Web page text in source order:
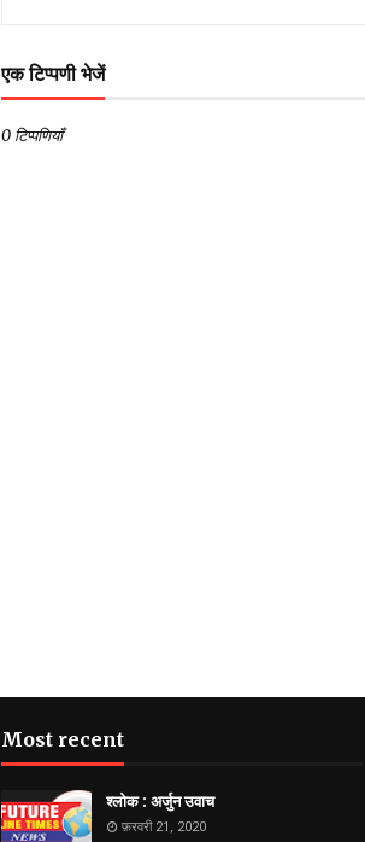
एक टिप्पणी भेजें
0 टिप्पणियाँ
Most recent
श्लोक : अर्जुन उवाच
फ़रवरी 21, 2020